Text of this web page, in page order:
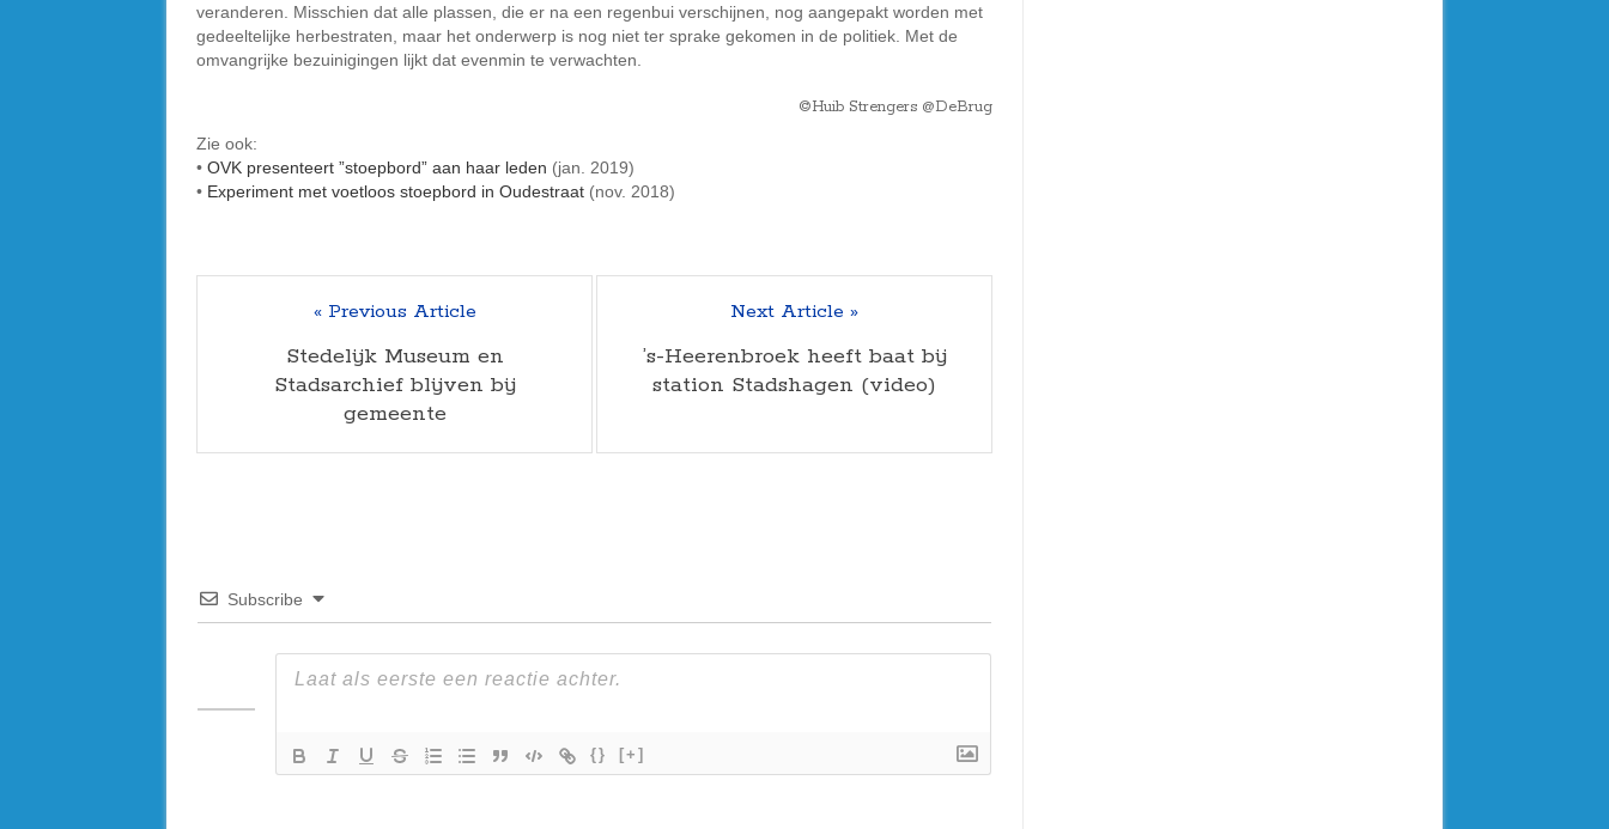
veranderen. Misschien dat alle plassen, die er na een regenbui verschijnen, nog aangepakt worden met
gedeeltelijke herbestraten, maar het onderwerp is nog niet ter sprake gekomen in de politiek. Met de
omvangrijke bezuinigingen lijkt dat evenmin te verwachten.
©Huib Strengers @DeBrug
Zie ook:
• OVK presenteert ”stoepbord” aan haar leden (jan. 2019)
• Experiment met voetloos stoepbord in Oudestraat (nov. 2018)
« Previous Article
Stedelijk Museum en
Stadsarchief blijven bij
gemeente
Next Article »
’s-Heerenbroek heeft baat bij
station Stadshagen (video)
Subscribe
{} [+]